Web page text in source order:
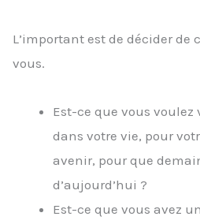
L’important est de décider de
vous.
Est-ce que vous
dans votre vie, pour
avenir, pour que
d’aujourd’hui ?
Est-ce que vous avez